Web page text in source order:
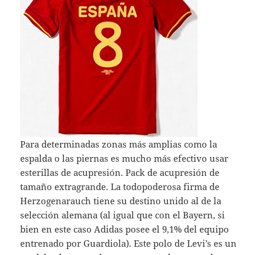
Para determinadas zonas más amplias como la
espalda o las piernas es mucho más efectivo usar
esterillas de acupresión. Pack de acupresión de
tamaño extragrande. La todopoderosa firma de
Herzogenarauch tiene su destino unido al de la
selección alemana (al igual que con el Bayern, si
bien en este caso Adidas posee el 9,1% del equipo
entrenado por Guardiola). Este polo de Levi’s es un